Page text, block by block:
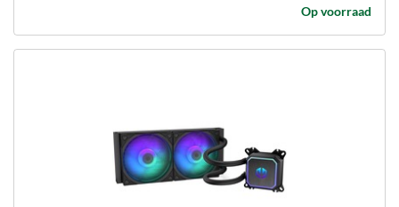
Op voorraad